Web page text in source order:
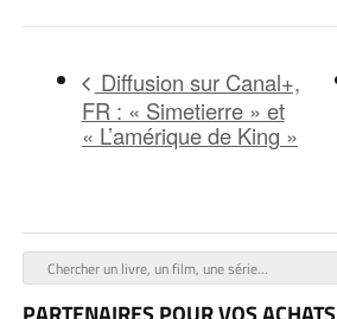
Diffusion sur Canal+,
FR : « Simetierre » et
« L’amérique de King »